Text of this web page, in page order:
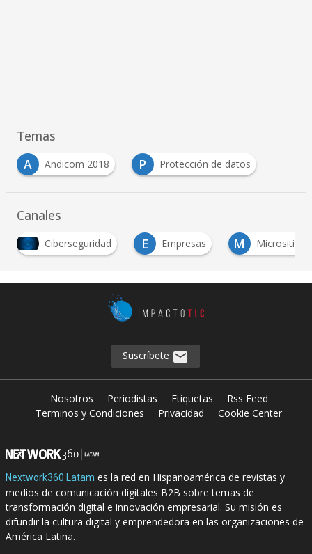
Temas
A
Andicom 2018 P
Protección de datos
Canales
Ciberseguridad E Empresas M Micrositios-
Suscríbete
Nosotros Periodistas Etiquetas
Rss Feed
Terminos y Condiciones
Privacidad Cookie Center
Nextwork360 Latam es la red en Hispanoamérica de revistas y
medios de comunicación digitales B2B sobre temas de
transformación digital e innovación empresarial. Su misión es
difundir la cultura digital y emprendedora en las organizaciones de
América Latina.